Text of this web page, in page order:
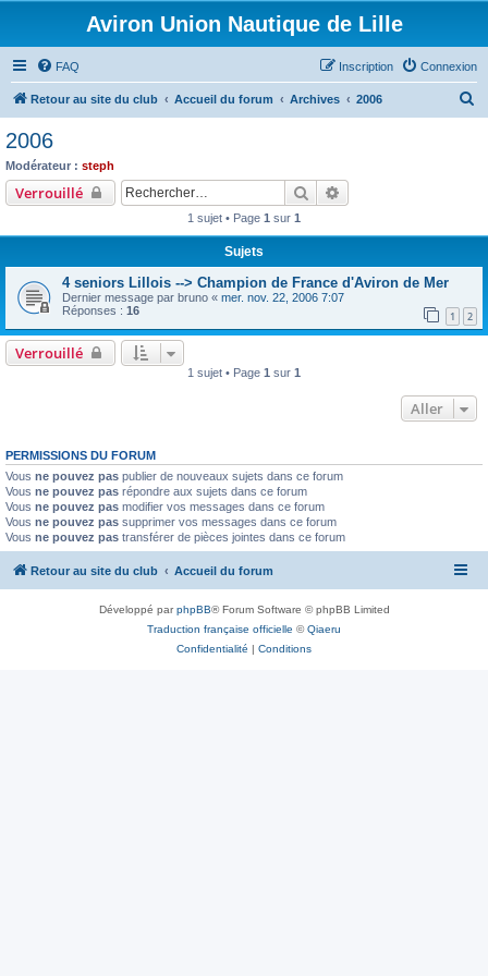
Aviron Union Nautique de Lille
FAQ Connexion
Inscription
Retour au site du club Accueil du forum Archives 2006
e
r
2006
Modérateur : steph
Verrouillé Rechercher
1 sujet • Page 1 sur 1
Sujets
4 seniors Lillois --> Champion de France d'Aviron de Mer
Dernier message par bruno « mer. nov. 22, 2006 7:07
Réponses : 16 1 2
Verrouillé
1 sujet • Page 1 sur 1
Aller
PERMISSIONS DU FORUM
Vous ne pouvez pas publier de nouveaux sujets dans ce forum
Vous ne pouvez pas répondre aux sujets dans ce forum
Vous ne pouvez pas modifier vos messages dans ce forum
Vous ne pouvez pas supprimer vos messages dans ce forum
Vous ne pouvez pas transférer de pièces jointes dans ce forum
Retour au site du club Accueil du forum
Développé parphpBB® Forum Software © phpBB Limited
Traduction française officielle ©Qiaeru
Confidentialité | Conditions